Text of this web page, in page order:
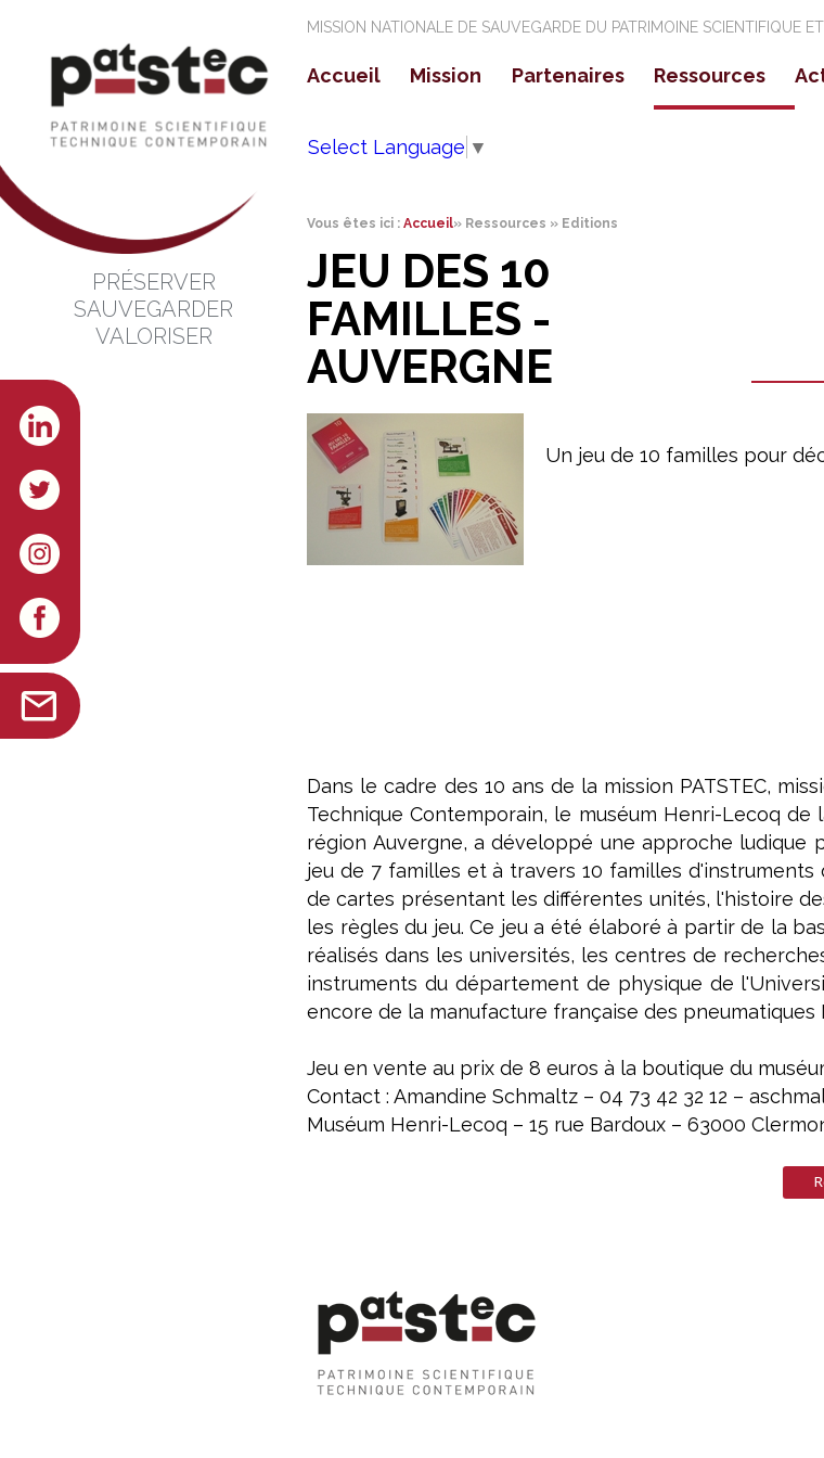
PRÉSERVER
SAUVEGARDER
VALORISER
MISSION NATIONALE DE SAUVEGARDE DU PATRIMOINE SCIENTIFIQUE
Accueil
Mission
Les origines
Partenaires
Partenaires Régionaux
Ressources
Select Language ▼
Vous êtes ici :Accueil» Ressources » Editions
JEU DES 10
FAMILLES -
AUVERGNE
Un jeu de 10 familles pour
Dans le cadre des 10 ans de la mission PATSTEC,
Technique Contemporain, le muséum Henri-Lecoq
région Auvergne, a développé une approche ludique
jeu de 7 familles et à travers 10 familles
de cartes présentant les différentes unités, l'histoire
les règles du jeu. Ce jeu a été élaboré à partir de la
réalisés dans les universités, les centres de
instruments du département de physique de
encore de la manufacture française des pneumatiques
Jeu en vente au prix de 8 euros à la boutique du
Contact : Amandine Schmaltz – 04 73 42 32 12 –
Muséum Henri-Lecoq – 15 rue Bardoux – 63000